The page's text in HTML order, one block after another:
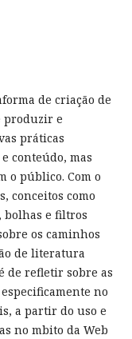
de criação de
produzir e
práticas
conteúdo, mas
o público. Com o
conceitos como
bolhas e filtros
os caminhos
de literatura
de refletir sobre as
no
a partir do uso e
no mbito da Web